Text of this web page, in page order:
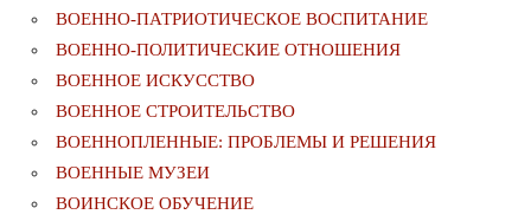
ВОЕННО-ПАТРИОТИЧЕСКОЕ ВОСПИТАНИЕ
ВОЕННО-ПОЛИТИЧЕСКИE ОТНОШЕНИЯ
ВОЕННОЕ ИСКУССТВО
ВОЕННОЕ СТРОИТЕЛЬСТВО
ВОЕННОПЛЕННЫЕ: ПРОБЛЕМЫ И РЕШЕНИЯ
ВОЕННЫЕ МУЗЕИ
ВОИНСКОЕ ОБУЧЕНИЕ